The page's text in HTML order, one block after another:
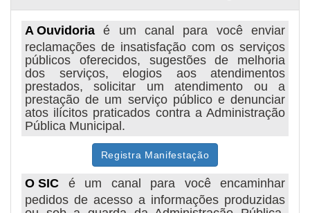
A Ouvidoria é um canal para você enviar
reclamações de insatisfação com os serviços
públicos oferecidos, sugestões de melhoria
dos serviços, elogios aos atendimentos
prestados, solicitar um atendimento ou a
prestação de um serviço público e denunciar
atos ilícitos praticados contra a Administração
Pública Municipal.
Registra Manifestação
O SIC é um canal para você encaminhar
pedidos de acesso a informações produzidas